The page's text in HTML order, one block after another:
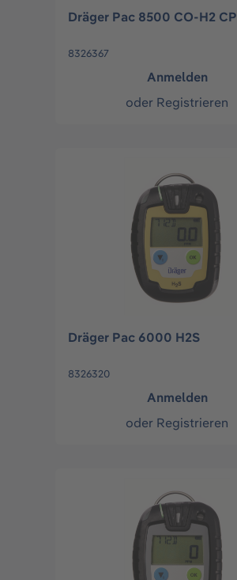
Dräger Pac 8500 CO-H2 CP
8326367
Anmelden
oder Registrieren
Dräger Pac 6000 H2S
8326320
Anmelden
oder Registrieren